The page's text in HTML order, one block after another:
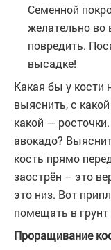
Семенной
желательно во
повредить.
высадке!
Какая бы у кости
выяснить, с
какой —
авокадо?
кость прямо
заострён – это
это низ. Вот
помещать в грунт
Проращивание